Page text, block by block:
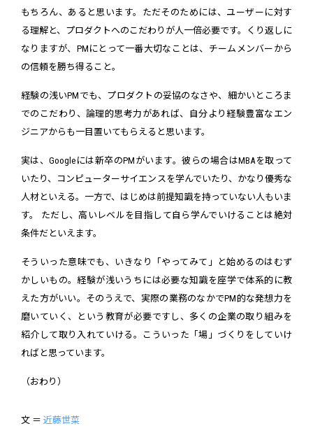
もちろん、あると思います。ただそのためには、ユーザーに対す
る理解と、プロダクトへのこだわりが人一倍必要です。くり返しに
なりますが、PMにとって一番大切なことは、チームメンバーから
の信頼を勝ち得ること。
経験の浅いPMでも、プロダクトの妥協のなさや、細かいところま
でのこだわり、論理的思考力があれば、自分より経験豊富なエン
ジニアからも一目置いてもらえると思います。
実は、Googleには新卒のPMがいます。彼らの場合はMBAを取って
いたり、コンピューターサイエンスを学んでいたり、かなり優秀な
人材といえる。一方で、はじめは前提知識を持っていない人もいま
す。 ただし、高いレベルを目指して自ら学んでいけることは絶対
条件だといえます。
そういった意味でも、いきなり「やってみて」と始めるのはむず
かしいもの。経験が浅いうちには必要な知識を座学で体系的に教
えた方がいい。そのうえで、実際の業務のなかでPM的な発想力を
磨いていく、という教育が必要ですし、多くの企業の取り組みを
紹介して取り入れていける。こういった「場」づくりをしていけ
ればと思っています。
（おわり）
文 ＝ 近藤世菜